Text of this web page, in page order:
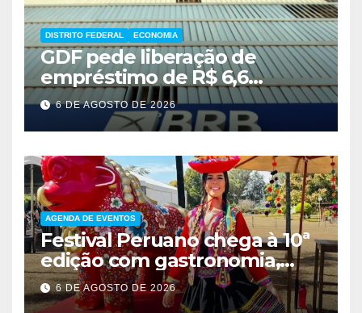
DISTRITO FEDERAL ECONOMIA
GDF pede liberação de
empréstimo de R$ 6,6
bilhões e critica inércia do
FGC
6 DE AGOSTO DE 2026
AGENDA DE EVENTOS
Festival Peruano chega à 10ª
edição com gastronomia,
música e entrada solidária
em Brasília
6 DE AGOSTO DE 2026